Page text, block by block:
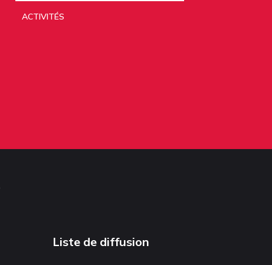
ACTIVITÉS
Liste de diffusion